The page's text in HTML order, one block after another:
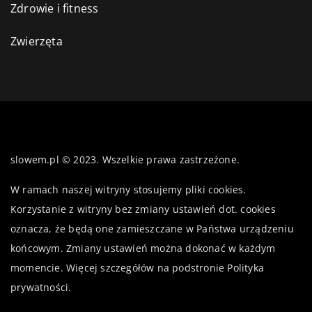
Zdrowie i fitness
Zwierzęta
slowem.pl © 2023. Wszelkie prawa zastrzeżone.
W ramach naszej witryny stosujemy pliki cookies.
Korzystanie z witryny bez zmiany ustawień dot. cookies
oznacza, że będą one zamieszczane w Państwa urządzeniu
końcowym. Zmiany ustawień można dokonać w każdym
momencie. Więcej szczegółów na podstronie Polityka
prywatności.